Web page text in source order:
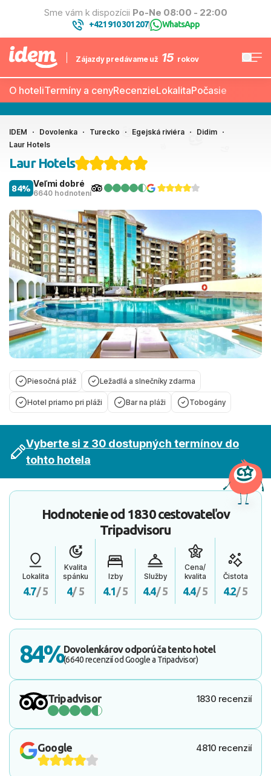
Sme vám k dispozícii Po-Ne 08:00 - 22:00
+421 910 301 207| WhatsApp
Zájazdy predávame už 15 rokov
O hoteliTermíny a cenyRecenzieLokalitaPočasie
IDEM Dovolenka Turecko Egejská riviéra
Didim
Laur Hotels
Laur Hotels
Veľmi dobré
6640 hodnotení
84%
Piesočná pláž Ležadlá a slnečníky zdarma
Hotel priamo pri pláži Bar na pláži Tobogány
Vyberte si z 30 dostupných termínov do
tohto hotela
Hodnotenie od 1830 cestovateľov
Tripadvisoru
Lokalita
4.7/ 5
Kvalita
spánku
4/ 5
Izby
4.1/ 5
Služby
4.4/ 5
Cena/
kvalita
4.4/ 5
Čistota
4.2/ 5
84%Dovolenkárov odporúča tento hotel
(6640 recenzií od Google a Tripadvisor)
Tripadvisor 1830 recenzií
Google 4810 recenzií